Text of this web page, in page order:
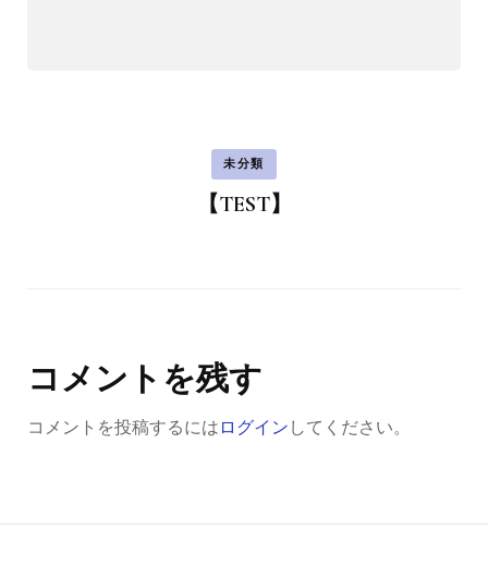
未分類
【TEST】
コメントを残す
コメントを投稿するには ログイン してください。